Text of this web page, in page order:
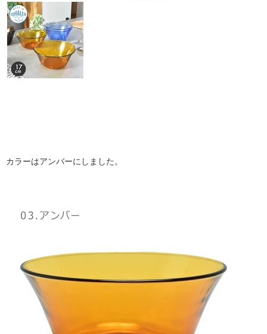
カラーはアンバーにしました。